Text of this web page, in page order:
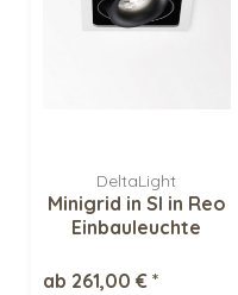
DeltaLight
Minigrid in SI in Reo
Einbauleuchte
ab 261,00 € *